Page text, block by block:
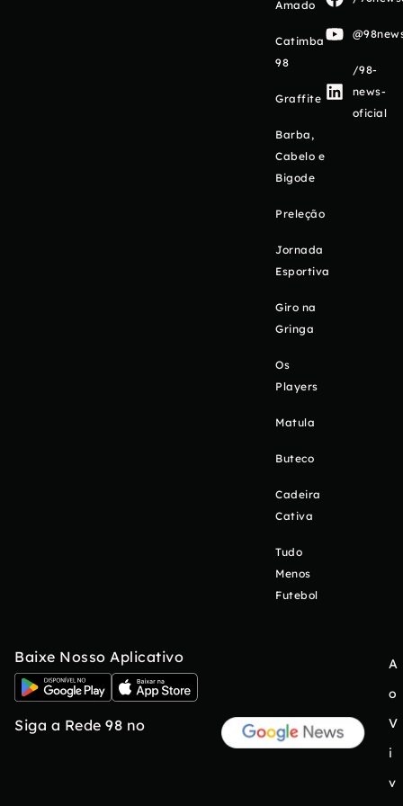
Amado
Catimba
98
Graffite
Barba,
Cabelo e
Bigode
Preleção
Jornada
Esportiva
Giro na
Gringa
Os
Players
Matula
Buteco
Cadeira
Cativa
Tudo
Menos
Futebol
/98-
news-
oficial
Baixe Nosso Aplicativo
Siga a Rede 98 no
A
o
V
i
v